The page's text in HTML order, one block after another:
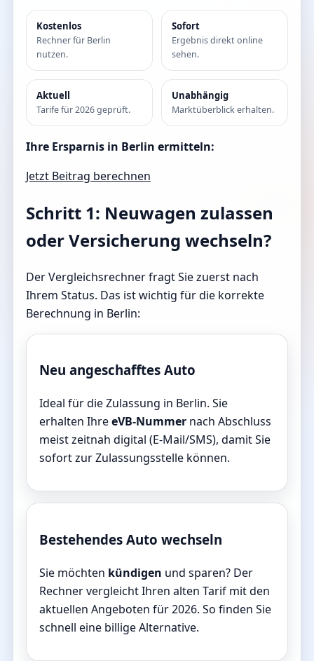
Kostenlos
Rechner für Berlin
nutzen.
Sofort
Ergebnis direkt online
sehen.
Aktuell
Tarife für 2026 geprüft.
Unabhängig
Marktüberblick erhalten.
Ihre Ersparnis in Berlin ermitteln:
Jetzt Beitrag berechnen
Schritt 1: Neuwagen zulassen
oder Versicherung wechseln?
Der Vergleichsrechner fragt Sie zuerst nach
Ihrem Status. Das ist wichtig für die korrekte
Berechnung in Berlin:
Neu angeschafftes Auto
Ideal für die Zulassung in Berlin. Sie
erhalten IhreeVB-Nummer nach Abschluss
meist zeitnah digital (E-Mail/SMS), damit Sie
sofort zur Zulassungsstelle können.
Bestehendes Auto wechseln
Sie möchten kündigen und sparen? Der
Rechner vergleicht Ihren alten Tarif mit den
aktuellen Angeboten für 2026. So finden Sie
schnell eine billige Alternative.